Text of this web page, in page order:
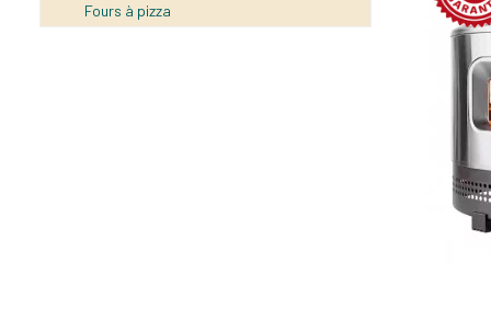
Fours à pizza